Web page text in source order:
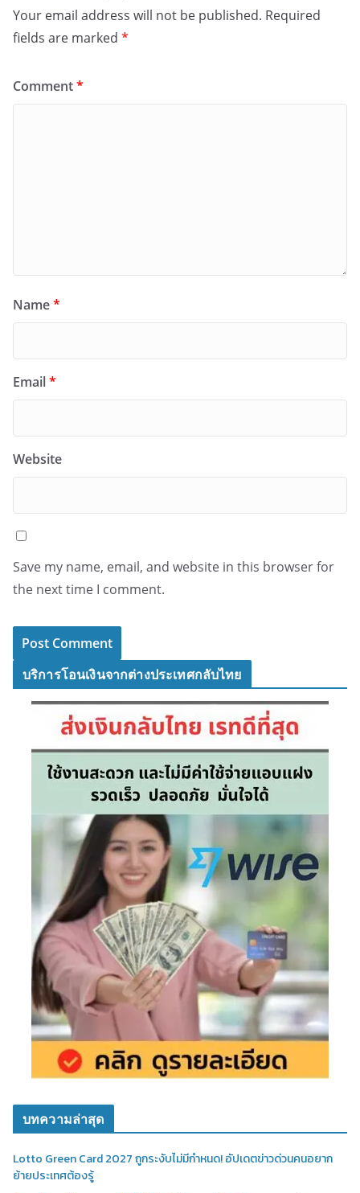
Your email address will not be published. Required
fields are marked *
Comment*
Name*
Email*
Website
Save my name, email, and website in this browser for
the next time I comment.
บริการโอนเงินจากต่างประเทศกลับไทย
บทความล่าสุด
Lotto Green Card 2027 ถูกระงับไม่มีกำหนด! อัปเดตข่าวด่วนคนอยาก
ย้ายประเทศต้องรู้